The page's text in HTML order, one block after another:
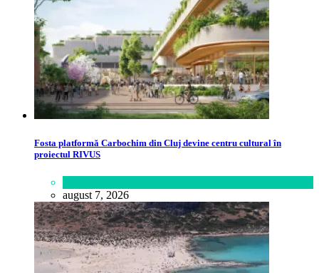
Fosta platformă Carbochim din Cluj devine centru cultural în
proiectul RIVUS
august 7, 2026